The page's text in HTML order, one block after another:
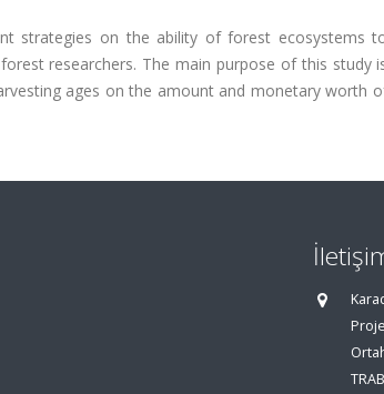
strategies on the ability of forest ecosystems
researchers. The main purpose of this study
ages on the amount and monetary worth